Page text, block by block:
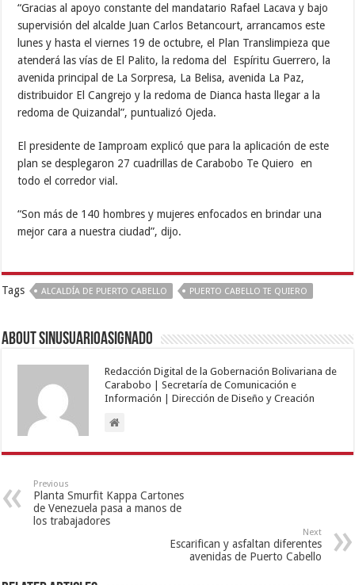
“Gracias al apoyo constante del mandatario Rafael Lacava y bajo
supervisión del alcalde Juan Carlos Betancourt, arrancamos este
lunes y hasta el viernes 19 de octubre, el Plan Translimpieza que
atenderá las vías de El Palito, la redoma del Espíritu Guerrero, la
avenida principal de La Sorpresa, La Belisa, avenida La Paz,
distribuidor El Cangrejo y la redoma de Dianca hasta llegar a la
redoma de Quizandal”, puntualizó Ojeda.
El presidente de Iamproam explicó que para la aplicación de este
plan se desplegaron 27 cuadrillas de Carabobo Te Quiero en
todo el corredor vial.
“Son más de 140 hombres y mujeres enfocados en brindar una
mejor cara a nuestra ciudad”, dijo.
Tags ALCALDÍA DE PUERTO CABELLO PUERTO CABELLO TE QUIERO
About sinusuarioasignado
Redacción Digital de la Gobernación Bolivariana de
Carabobo | Secretaría de Comunicación e
Información | Dirección de Diseño y Creación
Previous
Planta Smurfit Kappa Cartones
de Venezuela pasa a manos de
los trabajadores
Next
Escarifican y asfaltan diferentes
avenidas de Puerto Cabello